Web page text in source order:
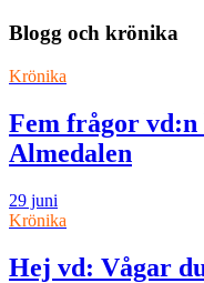
Blogg och krönika
Krönika
Fem frågor
Almedalen
29 juni
Krönika
Hej vd: Vågar